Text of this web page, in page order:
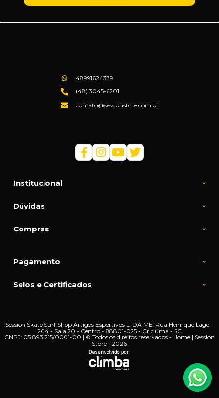
Institucional
Dúvidas
Compras
48991624339
(48) 3045-6201
contato@sessionstore.com.br
Pagamento
Selos e Certificados
Session Skate Surf Shop Artigos Esportivos LTDA ME, Rua Henrique Lage -
204 - Sala 20 - Centro - 88801-025 - Criciúma - SC
CNPJ: 05.893.215/0001-00 | © Todos os direitos reservados - Home | Session
Store - 2026